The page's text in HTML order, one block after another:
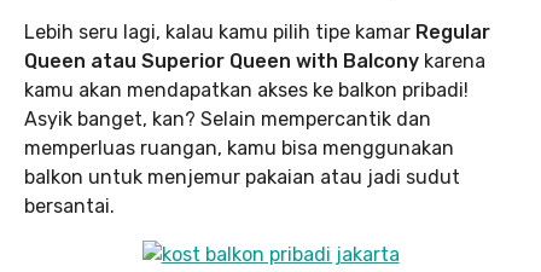
Lebih seru lagi, kalau kamu pilih tipe kamar Regular
Queen atau Superior Queen with Balcony karena
kamu akan mendapatkan akses ke balkon pribadi!
Asyik banget, kan? Selain mempercantik dan
memperluas ruangan, kamu bisa menggunakan
balkon untuk menjemur pakaian atau jadi sudut
bersantai.